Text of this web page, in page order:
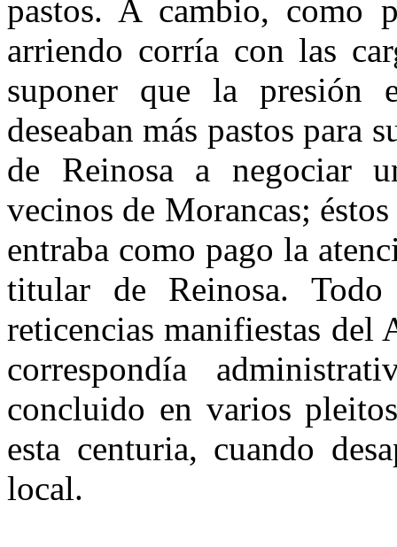
pastos. A cambio, como
arriendo corría con las
suponer que la presión
deseaban más pastos para
de Reinosa a negociar
vecinos de Morancas;
entraba como pago la
titular de Reinosa.
reticencias manifiestas del
correspondía
concluido en varios
esta centuria, cuando
local.